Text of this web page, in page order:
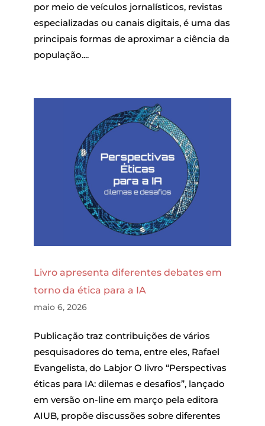
por meio de veículos jornalísticos, revistas
especializadas ou canais digitais, é uma das
principais formas de aproximar a ciência da
população....
Livro apresenta diferentes debates em
torno da ética para a IA
maio 6, 2026
Publicação traz contribuições de vários
pesquisadores do tema, entre eles, Rafael
Evangelista, do Labjor O livro “Perspectivas
éticas para IA: dilemas e desafios”, lançado
em versão on-line em março pela editora
AIUB, propõe discussões sobre diferentes